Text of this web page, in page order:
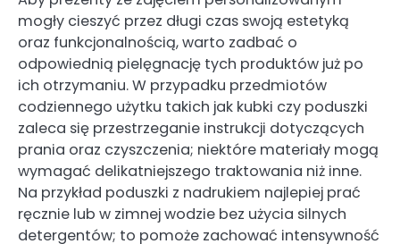
mogły cieszyć przez długi czas swoją estetyką
oraz funkcjonalnością, warto zadbać o
odpowiednią pielęgnację tych produktów już po
ich otrzymaniu. W przypadku przedmiotów
codziennego użytku takich jak kubki czy poduszki
zaleca się przestrzeganie instrukcji dotyczących
prania oraz czyszczenia; niektóre materiały mogą
wymagać delikatniejszego traktowania niż inne.
Na przykład poduszki z nadrukiem najlepiej prać
ręcznie lub w zimnej wodzie bez użycia silnych
detergentów; to pomoże zachować intensywność